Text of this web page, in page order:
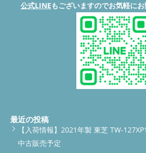
濯機分解清掃 #ドラム式洗濯機完全分解洗
理 #埼玉県ドラム式洗濯機分解クリーニン
濯機分解クリーニング #神奈川県ドラム式
グ #群馬県ドラム式洗濯機分解クリーニン
洗濯機分解清掃対応可能
◇◆◇◆◇◆◇◆◇◆◇◆◇◆◇◆◇◆◇◆◇
公式LINEもございますのでお気軽に
最近の投稿
【入荷情報】2021年製 東芝 TW-
中古販売予定